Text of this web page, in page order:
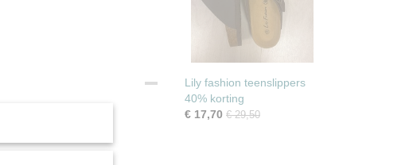
Lily fashion teenslippers
40% korting
€ 17,70 € 29,50